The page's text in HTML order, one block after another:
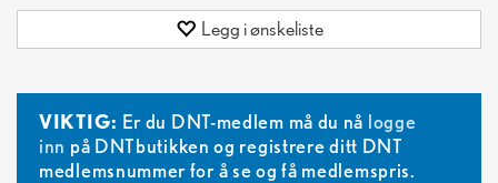
Legg i ønskeliste
VIKTIG: Er du DNT-medlem må du nå logge
inn på DNTbutikken og registrere ditt DNT
medlemsnummer for å se og få medlemspris.